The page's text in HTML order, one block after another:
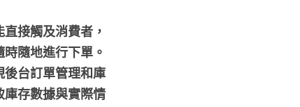
接觸及消費者，
隨地進行下單。
台訂單管理和庫
存數據與實際情